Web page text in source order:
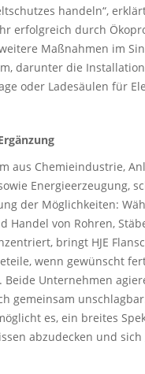
handeln“,
erfolgreich durch
Maßnahmen im
darunter die
oder Ladesäulen für
aus Chemieindustrie,
Energieerzeugung,
der Möglichkeiten:
Handel von Rohren,
bringt HJE
wenn gewünscht
Beide Unternehmen
gemeinsam
es, ein breites
abzudecken und sich